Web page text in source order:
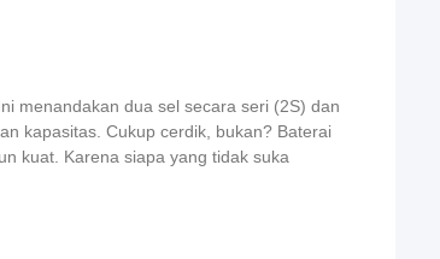
Ini menandakan dua sel secara seri (2S) dan
kapasitas. Cukup cerdik, bukan? Baterai
kuat. Karena siapa yang tidak suka